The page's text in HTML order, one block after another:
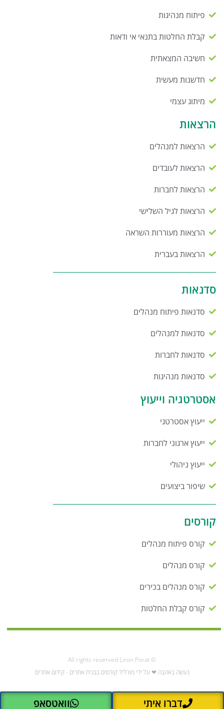
פיתוח מנהיגות
קבלת החלטות בתנאי אי ודאות
חשיבה המצאתית
חדשנות מעשית
מיתוג עצמי
הרצאות
הרצאות למנהלים
הרצאות לעובדים
הרצאות לחברות
הרצאות לגיל השלישי
הרצאות מעוררות השראה
הרצאות בעברית
סדנאות
סדנאות פיתוח מנהלים
סדנאות למנהלים
סדנאות לחברות
סדנאות מנהיגות
אסטרטגיה וייעוץ
ייעוץ אסטרטגי
ייעוץ ארגוני לחברות
ייעוץ ניהולי
שיפור ביצועים
קורסים
קורס פיתוח מנהלים
קורס מנהלים
קורס מנהלים בכירים
קורס קבלת החלטות
© All rights reserved Liron Porat
נעשה באהבה ❤ על ידי מורליד קורסים בבנית אתרים - קידום אתרים
דברו איתי וואטסאפ